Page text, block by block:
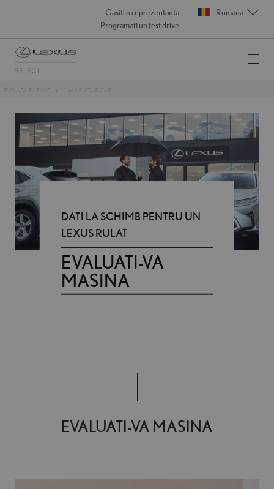
content
Gasiti o reprezentanta
Programati un test drive
Romana
FIND YOUR LEXUS VALUE YOUR CAR
DATI LA SCHIMB PENTRU UN
LEXUS RULAT
EVALUATI-VA
MASINA
EVALUATI-VA MASINA